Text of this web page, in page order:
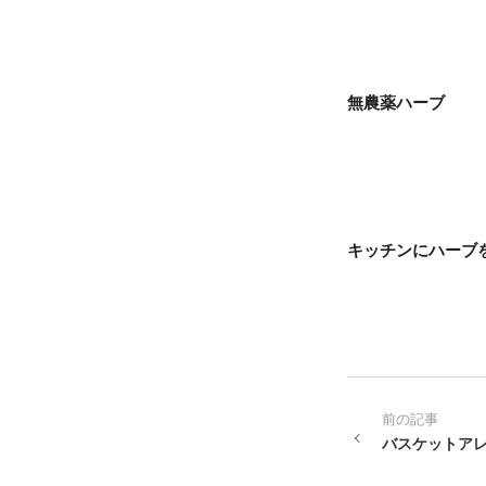
無農薬ハーブ
キッチンにハーブ
前の記事
バスケットア